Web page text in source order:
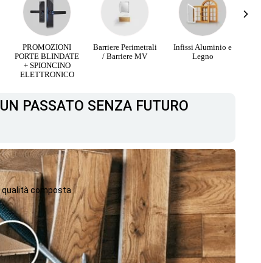
Barriere Perimetrali
/ Barriere MV
Infissi Aluminio e
Legno
OFFERTE
SPECIALI
PASSATO SENZA FUTURO
qualità composta